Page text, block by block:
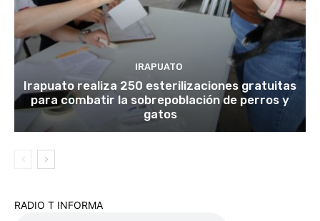
IRAPUATO
Irapuato realiza 250 esterilizaciones gratuitas
para combatir la sobrepoblación de perros y
gatos
RADIO T INFORMA